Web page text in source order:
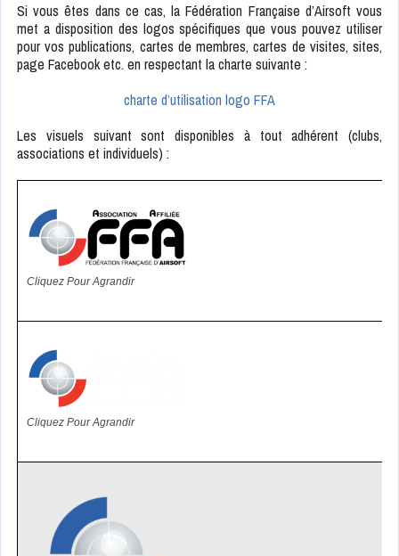
Si vous êtes dans ce cas, la Fédération Française d’Airsoft vous
met a disposition des logos spécifiques que vous pouvez utiliser
pour vos publications, cartes de membres, cartes de visites, sites,
page Facebook etc. en respectant la charte suivante :
charte d’utilisation logo FFA
Les visuels suivant sont disponibles à tout adhérent (clubs,
associations et individuels) :
Cliquez Pour Agrandir
Cliquez Pour Agrandir